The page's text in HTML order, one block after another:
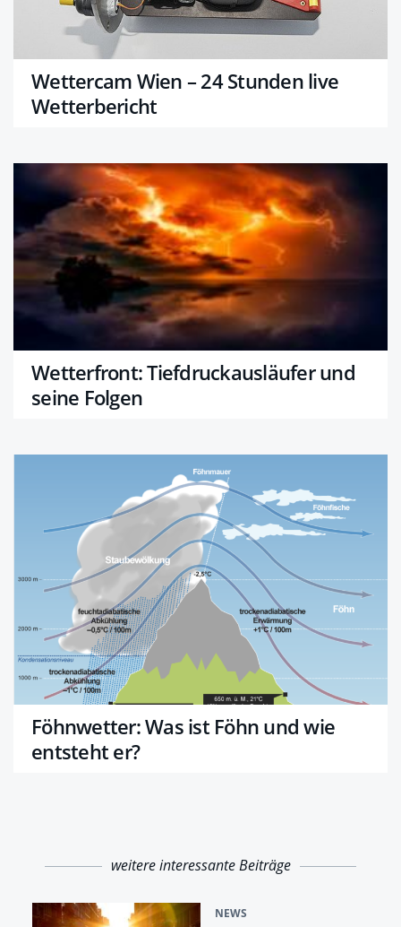
Wettercam Wien – 24 Stunden live
Wetterbericht
Wetterfront: Tiefdruckausläufer und
seine Folgen
Föhnwetter: Was ist Föhn und wie
entsteht er?
weitere interessante Beiträge
NEWS